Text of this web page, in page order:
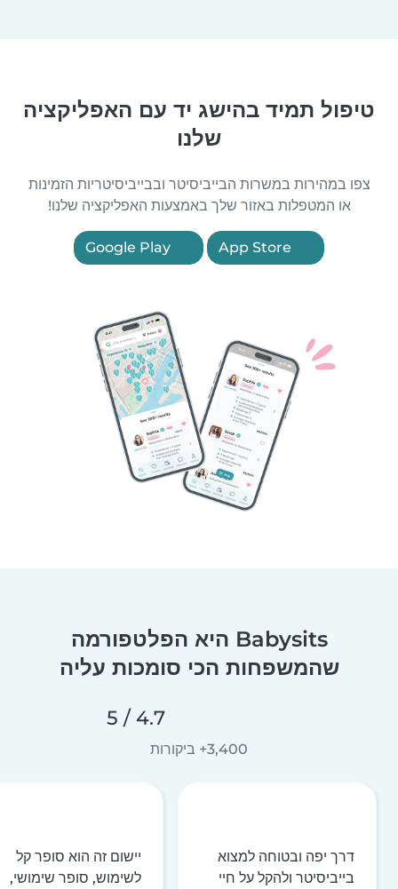
טיפול תמיד בהישג יד עם האפליקציה
שלנו
צפו במהירות במשרות הבייביסיטר ובבייביסיטריות הזמינות
או המטפלות באזור שלך באמצעות האפליקציה שלנו!
Babysits היא הפלטפורמה
שהמשפחות הכי סומכות עליה
4.7 / 5
3,400+ ביקורות
דרך יפה ובטוחה למצוא
בייביסיטר ולהקל על חיי
יישום זה הוא סופר קל
לשימוש, סופר שימושי,